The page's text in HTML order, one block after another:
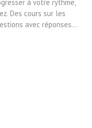
à votre rythme,
Des cours sur les
avec réponses…